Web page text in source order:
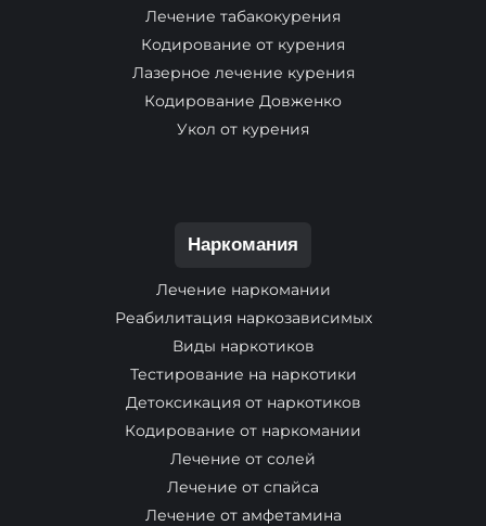
Лечение табакокурения
Кодирование от курения
Лазерное лечение курения
Кодирование Довженко
Укол от курения
Наркомания
Лечение наркомании
Реабилитация наркозависимых
Виды наркотиков
Тестирование на наркотики
Детоксикация от наркотиков
Кодирование от наркомании
Лечение от солей
Лечение от спайса
Лечение от амфетамина